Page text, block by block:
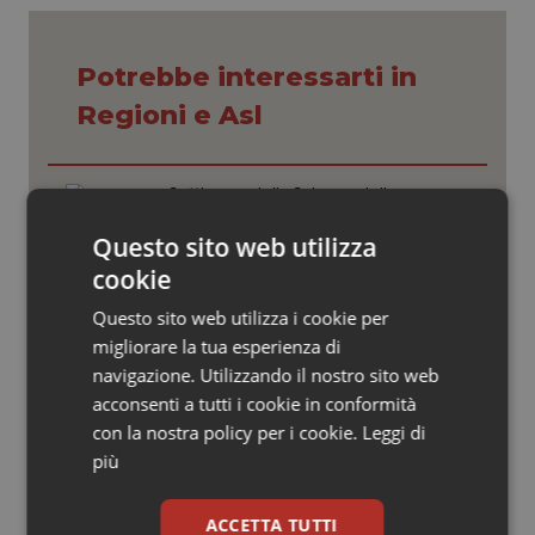
Veneto
Oncoematologia
Oncologia & Nutrizione
Psoriasi & pelle
Quotidiano Cardiologia
Quotidiano Chirurgia
Quotidiano Oncologia
Quotidiano Pediatria
Rene & patologie urogenitali
Potrebbe interessarti in
Regioni e Asl
Settimana della Scienza dello
Regione Lombardia scrive al ministro
Schillaci: “Gli attuali indicatori non
fotografano la qualità reale del Ssn”
Case di comunità. La sfida ora è
riempirle di professionisti e servizi. Il
Questo sito web utilizza
cookie
Questo sito web utilizza i cookie per
migliorare la tua esperienza di
navigazione. Utilizzando il nostro sito web
acconsenti a tutti i cookie in conformità
con la nostra policy per i cookie. Leggi di
più
ACCETTA TUTTI